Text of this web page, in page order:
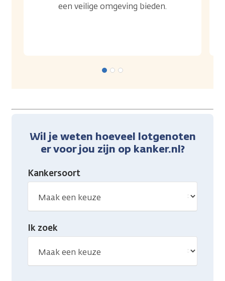
een veilige omgeving bieden.
Wil je weten hoeveel lotgenoten
er voor jou zijn op kanker.nl?
Kankersoort
Ik zoek